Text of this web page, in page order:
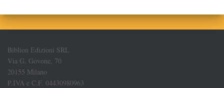
Biblion Edizioni SRL
Via G. Govone, 70
20155 Milano
P.IVA e C.F. 04430980963